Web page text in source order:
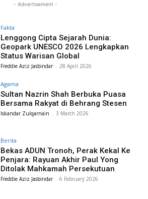
- Advertisement -
Fakta
Lenggong Cipta Sejarah Dunia:
Geopark UNESCO 2026 Lengkapkan
Status Warisan Global
Freddie Aziz Jasbindar - 28 April 2026
Agama
Sultan Nazrin Shah Berbuka Puasa
Bersama Rakyat di Behrang Stesen
Iskandar Zulqarnain - 3 March 2026
Berita
Bekas ADUN Tronoh, Perak Kekal Ke
Penjara: Rayuan Akhir Paul Yong
Ditolak Mahkamah Persekutuan
Freddie Aziz Jasbindar - 6 February 2026